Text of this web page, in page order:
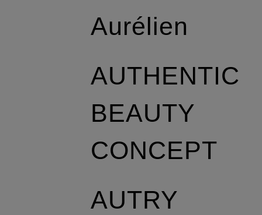
Aurélien
AUTHENTIC
BEAUTY
CONCEPT
AUTRY